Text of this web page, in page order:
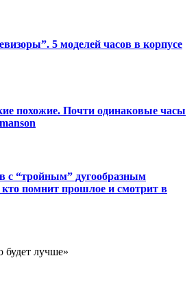
5 моделей часов в корпусе
похожие. Почти одинаковые часы
с “тройным” дугообразным
помнит прошлое и смотрит в
будет лучше»